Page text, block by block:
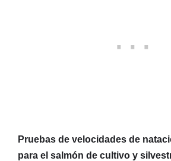
Pruebas de velocidades de
para el salmón de cultivo y